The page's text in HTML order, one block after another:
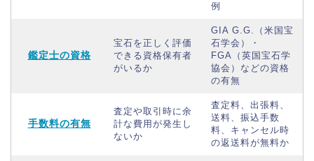
例
鑑定士の資格
宝石を正しく評価
できる資格保有者
がいるか
GIA G.G.（米国宝
石学会）・
FGA（英国宝石学
協会）などの資格
の有無
手数料の有無
査定や取引時に余
計な費用が発生し
ないか
査定料、出張料、
送料、振込手数
料、キャンセル時
の返送料が無料か